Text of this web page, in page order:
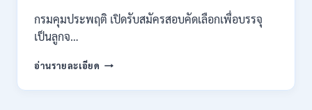
ไม่
ภาค
ของ
กรมคุมประพฤติ เปิดรับสมัครสอบคัดเลือกเพื่อบรรจุ
เป็นลูกจ…
อ่านรายละเอียด กรม
ประพฤติ